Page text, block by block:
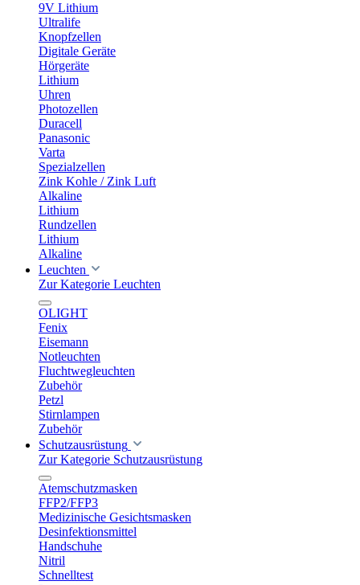
9V Lithium
Ultralife
Knopfzellen
Digitale Geräte
Hörgeräte
Lithium
Uhren
Photozellen
Duracell
Panasonic
Varta
Spezialzellen
Zink Kohle / Zink Luft
Alkaline
Lithium
Rundzellen
Lithium
Alkaline
Leuchten
Zur Kategorie Leuchten
OLIGHT
Fenix
Eisemann
Notleuchten
Fluchtwegleuchten
Zubehör
Petzl
Stirnlampen
Zubehör
Schutzausrüstung
Zur Kategorie Schutzausrüstung
Atemschutzmasken
FFP2/FFP3
Medizinische Gesichtsmasken
Desinfektionsmittel
Handschuhe
Nitril
Schnelltest